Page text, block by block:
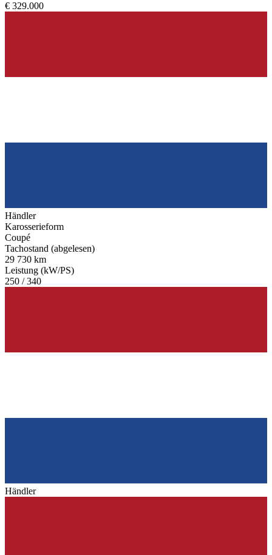
€ 329.000
Händler
Karosserieform
Coupé
Tachostand (abgelesen)
29 730 km
Leistung (kW/PS)
250 / 340
Händler